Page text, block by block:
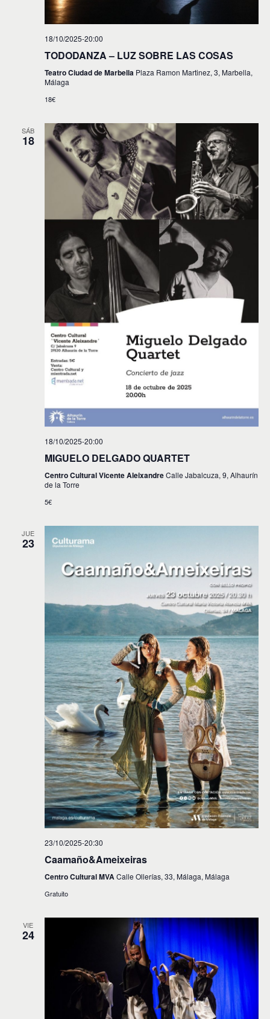
18/10/2025-20:00
TODODANZA – LUZ SOBRE LAS COSAS
Teatro Ciudad de Marbella Plaza Ramon Martinez, 3, Marbella,
Málaga
18€
SÁB
18
18/10/2025-20:00
MIGUELO DELGADO QUARTET
Centro Cultural Vicente AleixandreCalle Jabalcuza, 9, Alhaurín
de la Torre
5€
JUE
23
23/10/2025-20:30
Caamaño&Ameixeiras
Centro Cultural MVACalle Ollerías, 33, Málaga, Málaga
Gratuito
VIE
24